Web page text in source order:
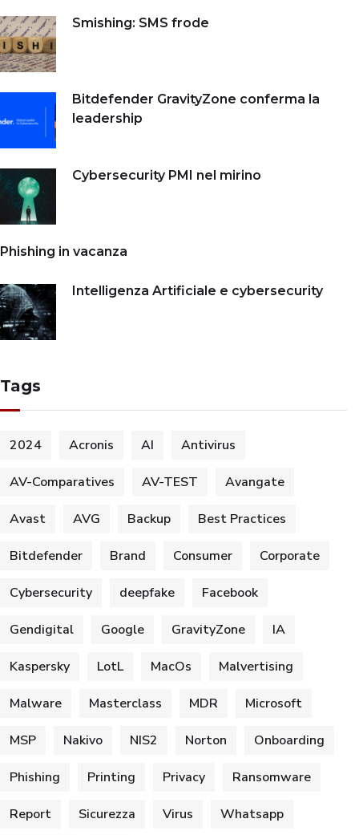
Smishing: SMS frode
Bitdefender GravityZone conferma la
leadership
Cybersecurity PMI nel mirino
Phishing in vacanza
Intelligenza Artificiale e cybersecurity
Tags
2024 Acronis AI Antivirus
AV-Comparatives AV-TEST Avangate
Avast AVG Backup Best Practices
Bitdefender Brand Consumer Corporate
Cybersecurity deepfake Facebook
Gendigital Google GravityZone IA
Kaspersky LotL MacOs Malvertising
Malware Masterclass MDR Microsoft
MSP Nakivo NIS2 Norton Onboarding
Phishing Printing Privacy Ransomware
Report Sicurezza Virus Whatsapp